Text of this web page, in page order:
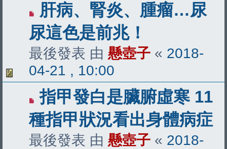
肝病、腎炎、腫瘤…尿
尿這色是前兆！
最後發表 由 懸壺子 « 2018-
04-21 , 10:00
指甲發白是臟腑虛寒 11
種指甲狀況看出身體病症
最後發表 由 懸壺子 « 2018-